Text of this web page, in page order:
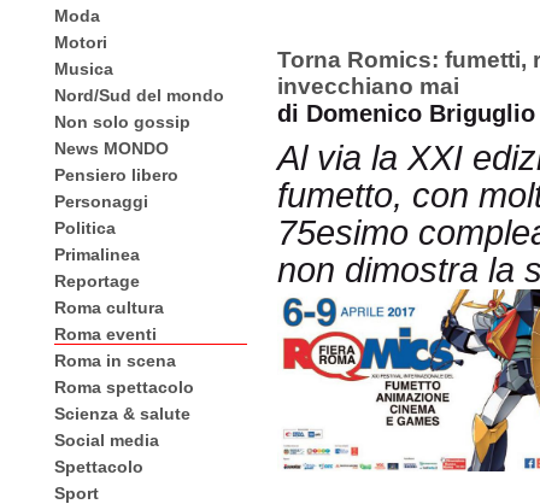
Moda
Motori
Musica
Nord/Sud del mondo
Non solo gossip
News MONDO
Pensiero libero
Personaggi
Politica
Primalinea
Reportage
Roma cultura
Roma eventi
Roma in scena
Roma spettacolo
Scienza & salute
Social media
Spettacolo
Sport
Torna Romics: fumetti,
invecchiano mai
di Domenico Briguglio
Al via la XXI
fumetto, con
75esimo
non dimostra la